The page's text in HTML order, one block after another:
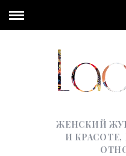
ЖЕНСКИЙ
И